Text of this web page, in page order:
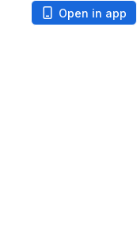
Open in app